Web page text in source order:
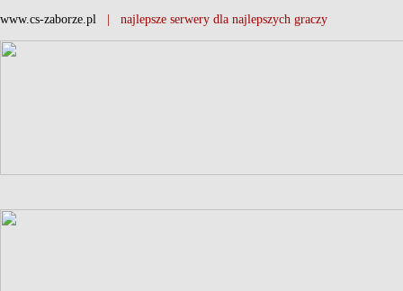
www.cs-zaborze.pl | najlepsze serwery dla najlepszych graczy